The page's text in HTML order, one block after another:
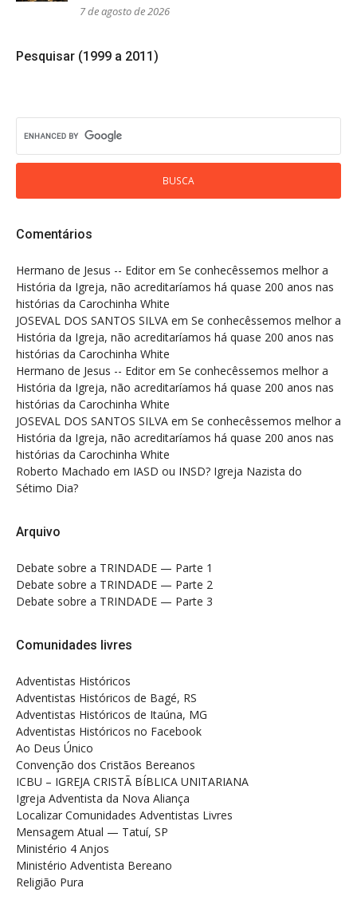
7 de agosto de 2026
Pesquisar (1999 a 2011)
Comentários
Hermano de Jesus -- Editor em Se conhecêssemos melhor a
História da Igreja, não acreditaríamos há quase 200 anos nas
histórias da Carochinha White
JOSEVAL DOS SANTOS SILVA em Se conhecêssemos melhor a
História da Igreja, não acreditaríamos há quase 200 anos nas
histórias da Carochinha White
Hermano de Jesus -- Editor em Se conhecêssemos melhor a
História da Igreja, não acreditaríamos há quase 200 anos nas
histórias da Carochinha White
JOSEVAL DOS SANTOS SILVA em Se conhecêssemos melhor a
História da Igreja, não acreditaríamos há quase 200 anos nas
histórias da Carochinha White
Roberto Machado em IASD ou INSD? Igreja Nazista do
Sétimo Dia?
Arquivo
Debate sobre a TRINDADE — Parte 1
Debate sobre a TRINDADE — Parte 2
Debate sobre a TRINDADE — Parte 3
Comunidades livres
Adventistas Históricos
Adventistas Históricos de Bagé, RS
Adventistas Históricos de Itaúna, MG
Adventistas Históricos no Facebook
Ao Deus Único
Convenção dos Cristãos Bereanos
ICBU – IGREJA CRISTÃ BÍBLICA UNITARIANA
Igreja Adventista da Nova Aliança
Localizar Comunidades Adventistas Livres
Mensagem Atual — Tatuí, SP
Ministério 4 Anjos
Ministério Adventista Bereano
Religião Pura